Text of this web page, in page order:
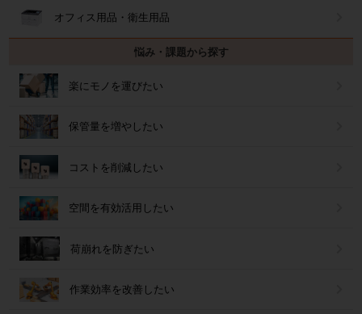
オフィス用品・衛生用品
悩み・課題から探す
楽にモノを運びたい
保管量を増やしたい
コストを削減したい
空間を有効活用したい
荷崩れを防ぎたい
作業効率を改善したい